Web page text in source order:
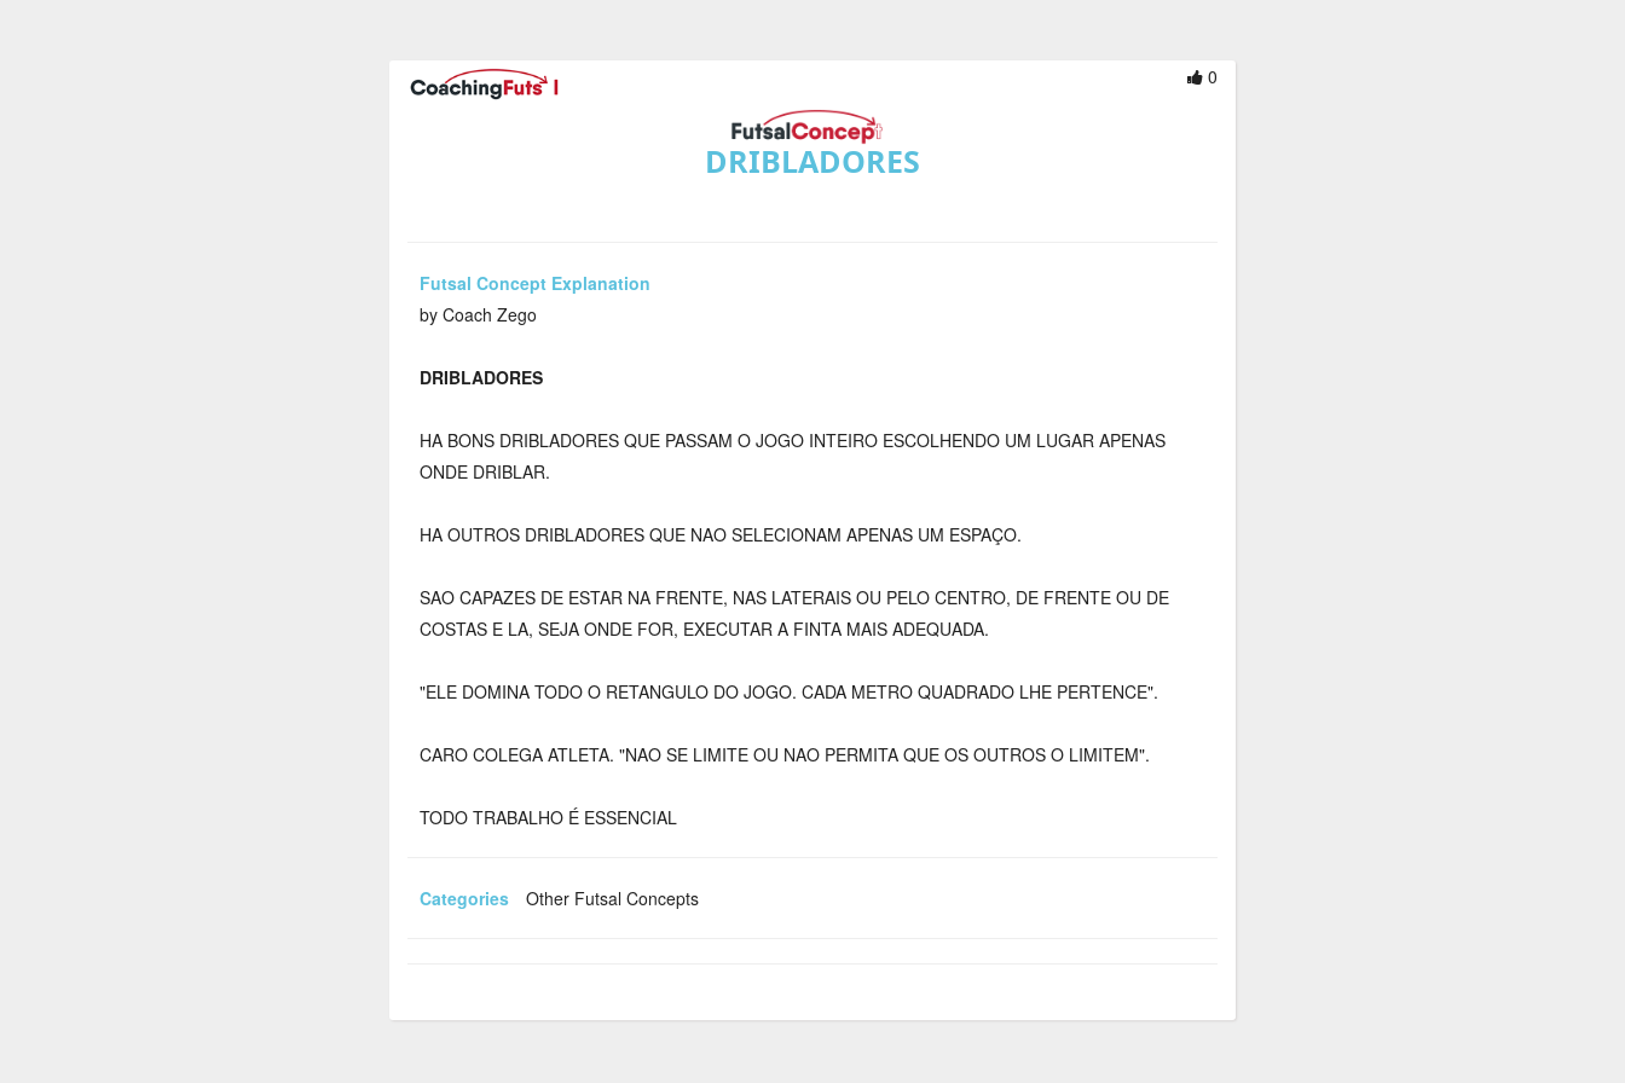
0
DRIBLADORES
Futsal Concept Explanation
by Coach Zego
DRIBLADORES
HA BONS DRIBLADORES QUE PASSAM O JOGO INTEIRO ESCOLHENDO UM LUGAR APENAS
ONDE DRIBLAR.
HA OUTROS DRIBLADORES QUE NAO SELECIONAM APENAS UM ESPAÇO.
SAO CAPAZES DE ESTAR NA FRENTE, NAS LATERAIS OU PELO CENTRO, DE FRENTE OU DE
COSTAS E LA, SEJA ONDE FOR, EXECUTAR A FINTA MAIS ADEQUADA.
"ELE DOMINA TODO O RETANGULO DO JOGO. CADA METRO QUADRADO LHE PERTENCE".
CARO COLEGA ATLETA. "NAO SE LIMITE OU NAO PERMITA QUE OS OUTROS O LIMITEM".
TODO TRABALHO É ESSENCIAL
Categories Other Futsal Concepts